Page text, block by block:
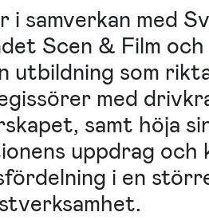
i samverkan med
Scen & Film och
utbildning som
med
samt höja
uppdrag och
i en